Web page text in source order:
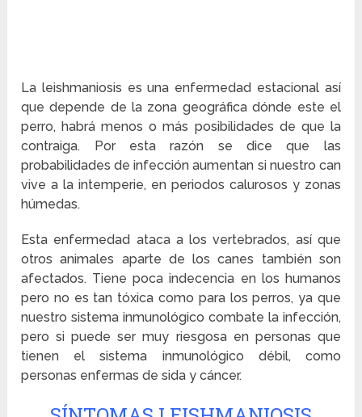
La leishmaniosis es una enfermedad estacional así
que depende de la zona geográfica dónde este el
perro, habrá menos o más posibilidades de que la
contraiga. Por esta razón se dice que las
probabilidades de infección aumentan si nuestro can
vive a la intemperie, en periodos calurosos y zonas
húmedas.
Esta enfermedad ataca a los vertebrados, así que
otros animales aparte de los canes también son
afectados. Tiene poca indecencia en los humanos
pero no es tan tóxica como para los perros, ya que
nuestro sistema inmunológico combate la infección,
pero si puede ser muy riesgosa en personas que
tienen el sistema inmunológico débil, como
personas enfermas de sida y cáncer.